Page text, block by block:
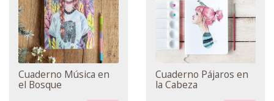
Cuaderno Música en
el Bosque
Cuaderno Pájaros en
la Cabeza